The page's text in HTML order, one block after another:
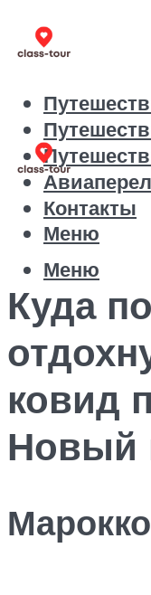
Контакты
Меню
Меню
Куда
ковид
Новый
Марокко